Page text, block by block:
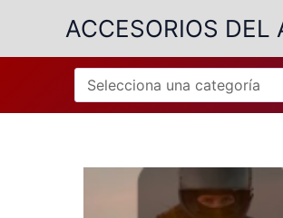
contenido
ACCESORIOS DEL